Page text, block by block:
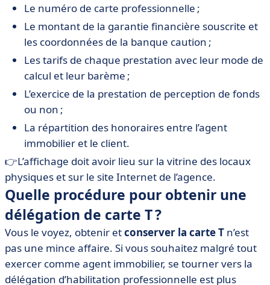
Le numéro de carte professionnelle ;
Le montant de la garantie financière souscrite et
les coordonnées de la banque caution ;
Les tarifs de chaque prestation avec leur mode de
calcul et leur barème ;
L’exercice de la prestation de perception de fonds
ou non ;
La répartition des honoraires entre l’agent
immobilier et le client.
👉L’affichage doit avoir lieu sur la vitrine des locaux
physiques et sur le site Internet de l’agence.
Quelle procédure pour obtenir une
délégation de carte T ?
Vous le voyez, obtenir etconserver la carte T n’est
pas une mince affaire. Si vous souhaitez malgré tout
exercer comme agent immobilier, se tourner vers la
délégation d’habilitation professionnelle est plus